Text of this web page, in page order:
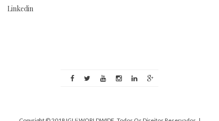
Linkedin